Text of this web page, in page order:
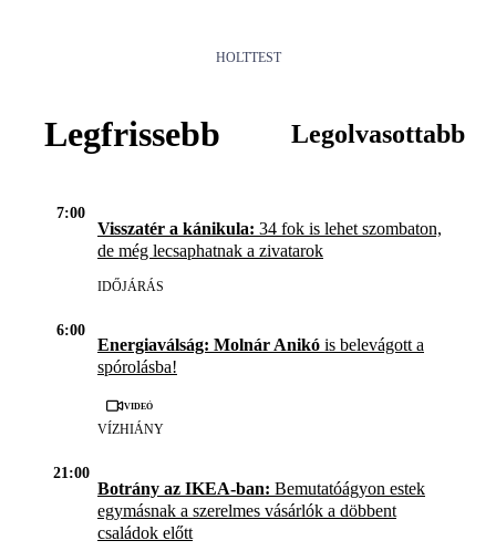
HOLTTEST
Legfrissebb Legolvasottabb
7:00
Visszatér a kánikula: 34 fok is lehet szombaton,
de még lecsaphatnak a zivatarok
IDŐJÁRÁS
6:00
Energiaválság: Molnár Anikó is belevágott a
spórolásba!
Videó
VÍZHIÁNY
21:00
Botrány az IKEA-ban: Bemutatóágyon estek
egymásnak a szerelmes vásárlók a döbbent
családok előtt